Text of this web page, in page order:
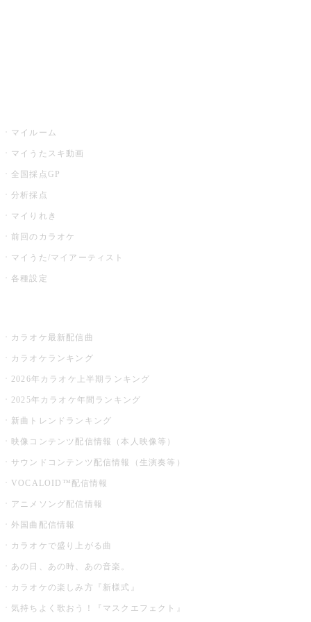
マイルーム
マイうたスキ動画
全国採点GP
分析採点
マイりれき
前回のカラオケ
マイうた/マイアーティスト
各種設定
カラオケ最新配信曲
カラオケランキング
2026年カラオケ上半期ランキング
2025年カラオケ年間ランキング
新曲トレンドランキング
映像コンテンツ配信情報（本人映像等）
サウンドコンテンツ配信情報（生演奏等）
VOCALOID™配信情報
アニメソング配信情報
外国曲配信情報
カラオケで盛り上がる曲
あの日、あの時、あの音楽。
カラオケの楽しみ方『新様式』
気持ちよく歌おう！『マスクエフェクト』